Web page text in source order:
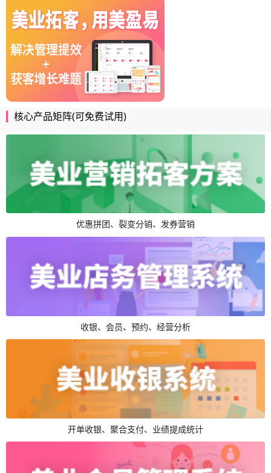
核心产品矩阵(可免费试用)
优惠拼团、裂变分销、发券营销
收银、会员、预约、经营分析
开单收银、聚合支付、业绩提成统计